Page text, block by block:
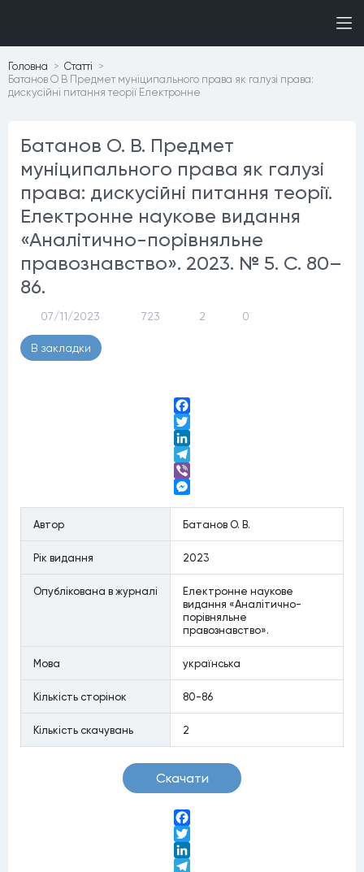
Головна
Статтi
Батанов О В Предмет муніципального права як галузі права:
дискусійні питання теорії Електронне
Батанов О. В. Предмет
муніципального права як галузі
права: дискусійні питання теорії.
Електронне наукове видання
«Аналітично-порівняльне
правознавство». 2023. № 5. С. 80–
86.
07/11/2023 723 2 0
В закладки
Facebook
Twitter
LinkedIn
Telegram
Viber
Автор
Батанов О. В.
Рiк видання 2023
Опублiкована в журналi
Електронне наукове
видання «Аналітично-
порівняльне
правознавство».
Мова українська
Кiлькiсть сторiнок 80-86
Кiлькiсть скачувань 2
Скачати
Facebook
Twitter
LinkedIn